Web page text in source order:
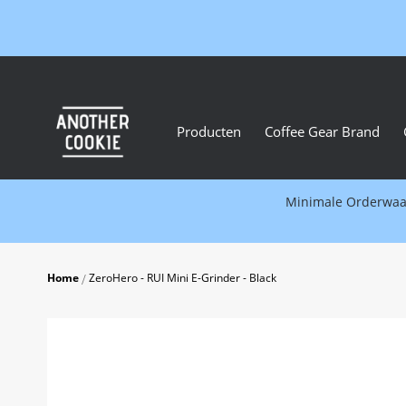
Producten Coffee Gear Brand
Minimale
Home ZeroHero - RUI Mini E-Grinder - Black